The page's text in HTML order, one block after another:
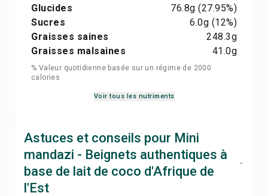
Glucides
76.8g (27.95%)
Sucres
6.0g (12%)
Graisses saines
248.3g
Graisses malsaines
41.0g
% Valeur quotidienne basée sur un régime de 2000
calories
Voir tous les nutriments
Astuces et conseils pour Mini
mandazi - Beignets authentiques à
base de lait de coco d'Afrique de
l'Est